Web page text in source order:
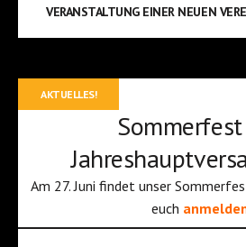
VERANSTALTUNG EINER NEUEN
AKTUELLES!
Am 27. Juni findet unser
euch